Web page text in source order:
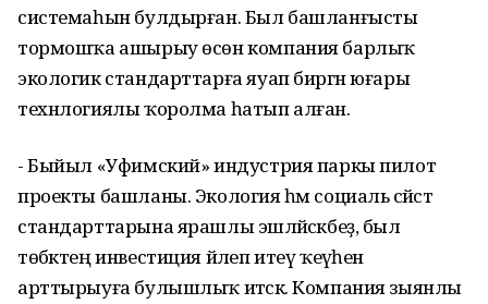
системаһын булдырған. Был башланғысты
тормошҡа ашырыу өсөн компания барлыҡ
экологик стандарттарға яуап биргән юғары
технлогиялы ҡоролма һатып алған.
- Быйыл «Уфимский» индустрия паркы пилот
проекты башланы. Экология һәм социаль сәйәсәт
стандарттарына ярашлы эшләйәсәкбеҙ, был
төбәктең инвестиция йәлеп итеү ҡеүәһен
арттырыуға булышлыҡ итәсәк. Компания зыянлы